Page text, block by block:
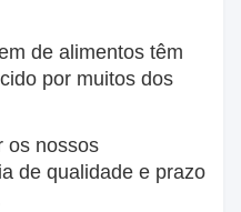
de alimentos têm
por muitos dos
os nossos
de qualidade e prazo